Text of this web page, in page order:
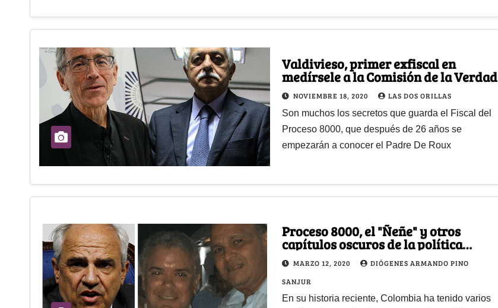
Valdivieso, primer exfiscal en
medírsele a la Comisión de la Verdad
NOVIEMBRE 18, 2020 LAS DOS ORILLAS
Son muchos los secretos que guarda el Fiscal del
Proceso 8000, que después de 26 años se
empezarán a conocer el Padre De Roux
Proceso 8000, el "Ñeñe" y otros
capítulos oscuros de la política
colombiana
MARZO 12, 2020
DIÓGENES ARMANDO PINO
SANJUR
En su historia reciente, Colombia ha tenido varios